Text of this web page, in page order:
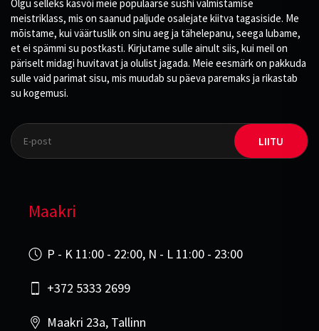
Olgu selleks kasvõi meie populaarse sushi valmistamise
meistriklass, mis on saanud paljude osalejate kiitva tagasiside. Me
mõistame, kui väärtuslik on sinu aeg ja tähelepanu, seega lubame,
et ei spämmi su postkasti. Kirjutame sulle ainult siis, kui meil on
päriselt midagi huvitavat ja olulist jagada. Meie eesmärk on pakkuda
sulle vaid parimat sisu, mis muudab su päeva paremaks ja rikastab
su kogemusi.
LIITU
Maakri
P - K 11:00 - 22:00, N - L 11:00 - 23:00
+372 5333 2699
Maakri 23a, Tallinn